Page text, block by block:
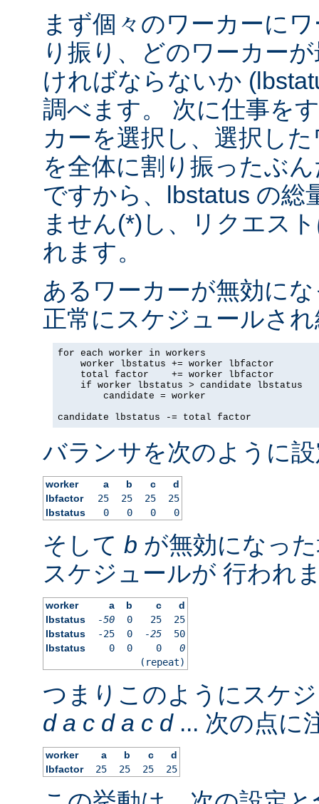
まず個々のワーカーに
り振り、どのワーカー
ければならないか
調べます。 次に仕事を
カーを選択し、選択し
を全体に割り振ったぶ
ですから、lbstatus の総
ません(*)し、リクエス
れます。
あるワーカーが無効に
正常にスケジュールさ
for each worker in workers
    worker lbstatus += worker lbfactor
    total factor    += worker lbfactor
    if worker lbstatus > candidate lbstatus
        candidate = worker
candidate lbstatus -= total factor
バランサを次のように
worker a b c
d
lbfactor
25 25 25
25
lbstatus
0 0 0 0
そして b が無効になっ
スケジュールが 行われ
worker a b c
d
lbstatus
-50 0 25
25
lbstatus
-25 0 -25
50
lbstatus
0 0 0
0
(repeat)
つまりこのようにスケ
d a c d a c d... 次の点に
worker a b c
d
lbfactor
25 25 25 25